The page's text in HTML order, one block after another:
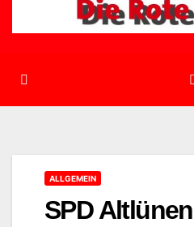
ALLGEMEIN
SPD